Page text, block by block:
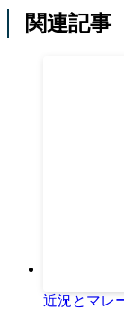
関連記事
近況とマレ